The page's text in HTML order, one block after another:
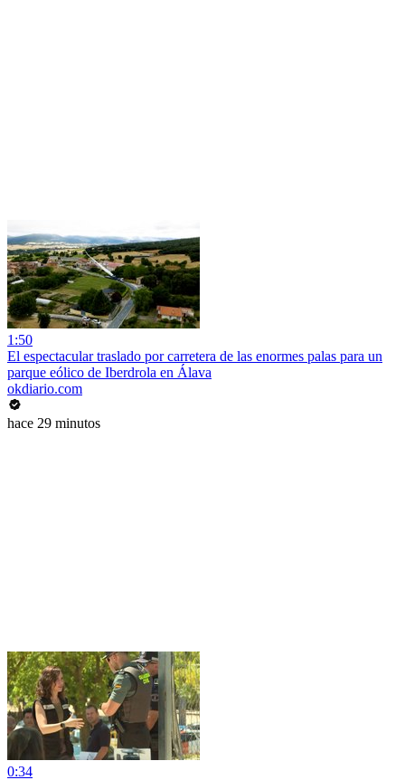
1:50
El espectacular traslado por carretera de las enormes palas para un
parque eólico de Iberdrola en Álava
okdiario.com
hace 29 minutos
0:34